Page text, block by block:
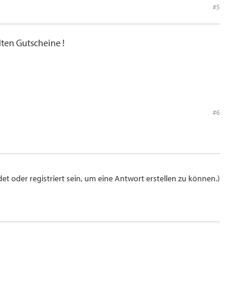
#5
Gutscheine !
#6
oder registriert sein, um eine Antwort erstellen zu können.)